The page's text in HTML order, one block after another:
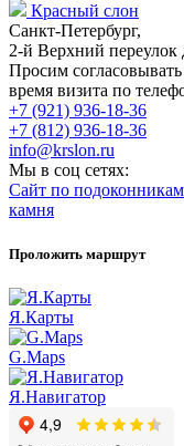
Красный слон
Санкт-Петербург,
2-й Верхний
Просим согласовывать
время визита по
+7 (921) 936-18-36
+7 (812) 936-18-36
info@krslon.ru
Мы в соц сетях:
Сайт по
камня
Проложить маршрут
Я.Карты
G.Maps
Я.Навигатор